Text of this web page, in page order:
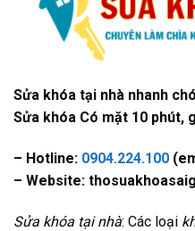
Sửa khóa tại nhà nhanh
Sửa khóa Có mặt 10 phút,
– Hotline: 0904.224.100
– Website:
Sửa khóa tại nhà: Các loại